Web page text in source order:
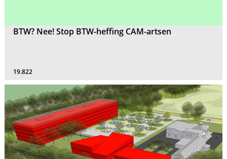
BTW? Nee! Stop BTW-heffing CAM-artsen
19.822